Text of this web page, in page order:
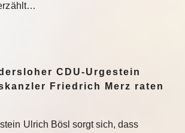
CDU-Urgestein
Friedrich Merz raten
Ulrich Bösl sorgt sich, dass